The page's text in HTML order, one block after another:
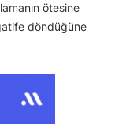
ötesine
döndüğüne